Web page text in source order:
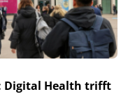
Digital Health trifft